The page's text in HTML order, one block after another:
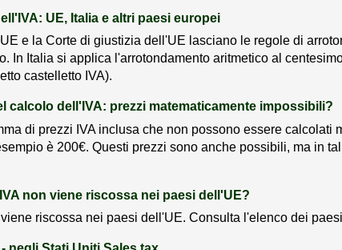
UE, Italia e altri paesi europei
e la Corte di giustizia dell'UE lasciano le regole di
In Italia si applica l'arrotondamento aritmetico al
castelletto IVA).
calcolo dell'IVA: prezzi matematicamente impossibili?
di prezzi IVA inclusa che non possono essere
è 200€. Questi prezzi sono anche possibili, ma in
non viene riscossa nei paesi dell'UE?
viene riscossa nei paesi dell'UE. Consulta l'elenco dei